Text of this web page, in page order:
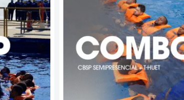
Marielle Bitencourt
Ferreira
Administrativo - Alphatec
prestado pela
Jullianne S.
Borges